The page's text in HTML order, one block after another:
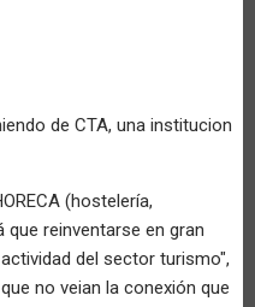
de CTA, una institucion
(hostelería,
reinventarse en gran
del sector turismo",
no veian la conexión que